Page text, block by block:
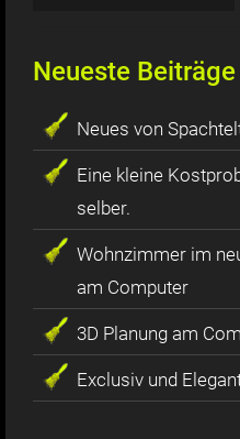
Neueste Beiträge
Neues von
Eine kleine
selber.
Wohnzimmer im
am Computer
3D Planung am
Exclusiv und